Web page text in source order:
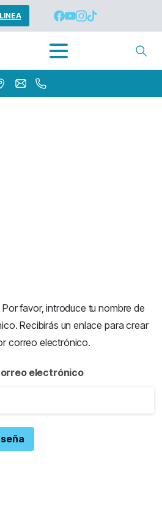
favor, introduce tu nombre de
Recibirás un enlace para crear
correo electrónico.
electrónico